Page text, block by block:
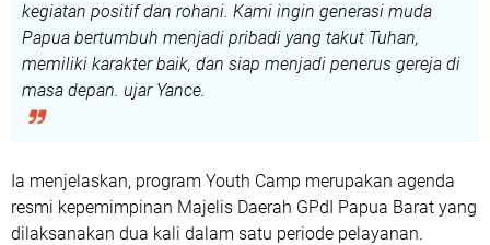
kegiatan positif dan rohani. Kami ingin generasi muda
Papua bertumbuh menjadi pribadi yang takut Tuhan,
memiliki karakter baik, dan siap menjadi penerus gereja di
masa depan. ujar Yance.
Ia menjelaskan, program Youth Camp merupakan agenda
resmi kepemimpinan Majelis Daerah GPdI Papua Barat yang
dilaksanakan dua kali dalam satu periode pelayanan.